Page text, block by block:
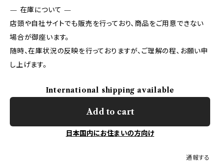
— 在庫について —
店頭や自社サイトでも販売を行っており、商品をご用意できない
場合が御座います。
随時、在庫状況の反映を行っておりますが、ご理解の程、お願い申
し上げます。
International shipping available
Add to cart
日本国内にお住まいの方向け
通報する